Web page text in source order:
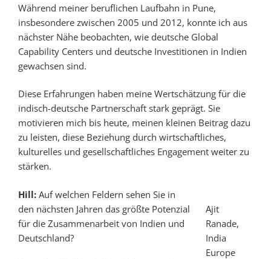
Während meiner beruflichen Laufbahn in Pune,
insbesondere zwischen 2005 und 2012, konnte ich aus
nächster Nähe beobachten, wie deutsche Global
Capability Centers und deutsche Investitionen in Indien
gewachsen sind.
Diese Erfahrungen haben meine Wertschätzung für die
indisch-deutsche Partnerschaft stark geprägt. Sie
motivieren mich bis heute, meinen kleinen Beitrag dazu
zu leisten, diese Beziehung durch wirtschaftliches,
kulturelles und gesellschaftliches Engagement weiter zu
stärken.
Ajit
Ranade,
India
Europe
Hill: Auf welchen Feldern sehen Sie in
den nächsten Jahren das größte Potenzial
für die Zusammenarbeit von Indien und
Deutschland?